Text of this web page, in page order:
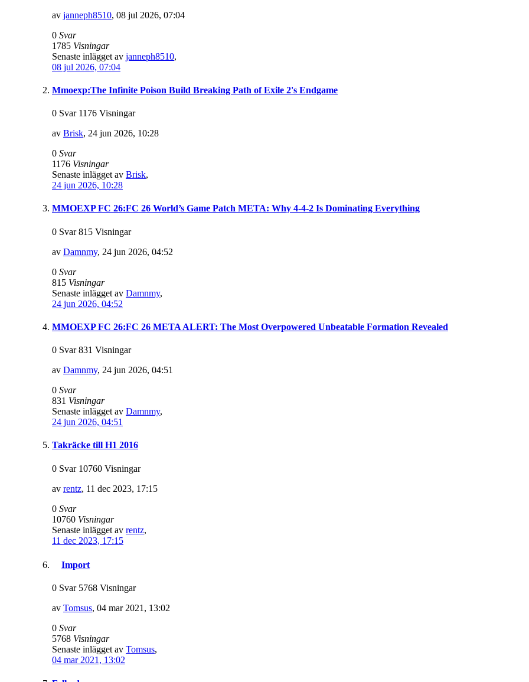
av janneph8510, 08 jul 2026, 07:04
0 Svar
1785 Visningar
Senaste inlägget av janneph8510,
08 jul 2026, 07:04
Mmoexp:The Infinite Poison Build Breaking Path of Exile 2's Endgame
0 Svar 1176 Visningar
av Brisk, 24 jun 2026, 10:28
0 Svar
1176 Visningar
Senaste inlägget av Brisk,
24 jun 2026, 10:28
MMOEXP FC 26:FC 26 World’s Game Patch META: Why 4-4-2 Is Dominating Everything
0 Svar 815 Visningar
av Damnmy, 24 jun 2026, 04:52
0 Svar
815 Visningar
Senaste inlägget av Damnmy,
24 jun 2026, 04:52
MMOEXP FC 26:FC 26 META ALERT: The Most Overpowered Unbeatable Formation Revealed
0 Svar 831 Visningar
av Damnmy, 24 jun 2026, 04:51
0 Svar
831 Visningar
Senaste inlägget av Damnmy,
24 jun 2026, 04:51
Takräcke till H1 2016
0 Svar 10760 Visningar
av rentz, 11 dec 2023, 17:15
0 Svar
10760 Visningar
Senaste inlägget av rentz,
11 dec 2023, 17:15
Import
0 Svar 5768 Visningar
av Tomsus, 04 mar 2021, 13:02
0 Svar
5768 Visningar
Senaste inlägget av Tomsus,
04 mar 2021, 13:02